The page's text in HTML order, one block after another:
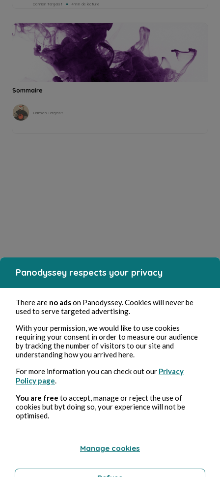
Damien Tergeist 4min de lecture
Sommaire
Damien Tergeist
Panodyssey respects your privacy
There are no adson Panodyssey. Cookies will never be
used to serve targeted advertising.
With your permission, we would like to use cookies
requiring your consent in order to measure our audience
by tracking the number of visitors to our site and
understanding how you arrived here.
For more information you can check out our Privacy
Policy page
You are free to accept, manage or reject the use of
cookies but byt doing so, your experience will not be
optimised.
Manage cookies